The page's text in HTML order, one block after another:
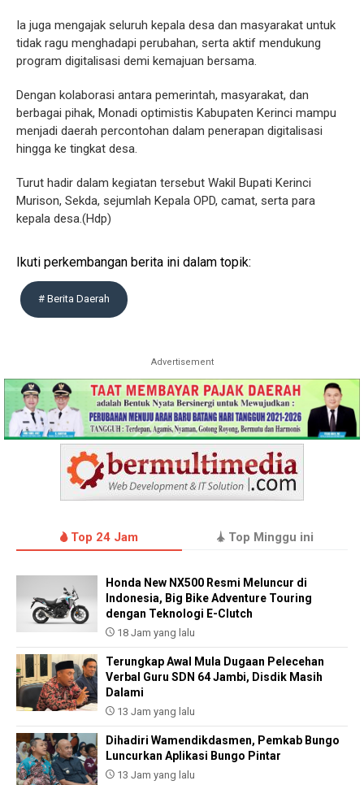
Ia juga mengajak seluruh kepala desa dan masyarakat untuk
tidak ragu menghadapi perubahan, serta aktif mendukung
program digitalisasi demi kemajuan bersama.
Dengan kolaborasi antara pemerintah, masyarakat, dan
berbagai pihak, Monadi optimistis Kabupaten Kerinci mampu
menjadi daerah percontohan dalam penerapan digitalisasi
hingga ke tingkat desa.
Turut hadir dalam kegiatan tersebut Wakil Bupati Kerinci
Murison, Sekda, sejumlah Kepala OPD, camat, serta para
kepala desa.(Hdp)
Ikuti perkembangan berita ini dalam topik:
# Berita Daerah
Advertisement
Top 24 Jam Top Minggu ini
Honda New NX500 Resmi Meluncur di
Indonesia, Big Bike Adventure Touring
dengan Teknologi E-Clutch
18 Jam yang lalu
Terungkap Awal Mula Dugaan Pelecehan
Verbal Guru SDN 64 Jambi, Disdik Masih
Dalami
13 Jam yang lalu
Dihadiri Wamendikdasmen, Pemkab Bungo
Luncurkan Aplikasi Bungo Pintar
13 Jam yang lalu